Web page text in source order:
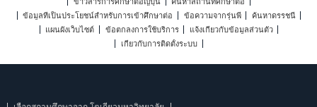
ข้อมูลที่เป็นประโยชน์สำหรับการเข้าศึกษาต่อ
ข้อความจากรุ่นพี่
ค้นหาดรรชนี
แผนผังเว็บไซต์
ข้อตกลงการใช้บริการ
แจ้งเกี่ยวกับข้อมูลส่วนตัว
เกี่ยวกับการติดตั้งระบบ